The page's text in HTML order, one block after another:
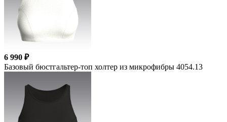
6 990 ₽
Базовый бюстгальтер-топ холтер из микрофибры 4054.13